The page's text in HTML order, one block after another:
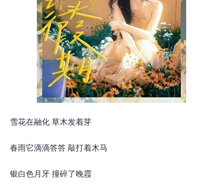
雪花在融化 草木发着芽
春雨它滴滴答答 敲打着木马
银白色月牙 撞碎了晚霞